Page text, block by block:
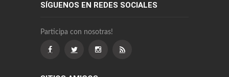
SÍGUENOS EN REDES SOCIALES
Participa con nosotras!